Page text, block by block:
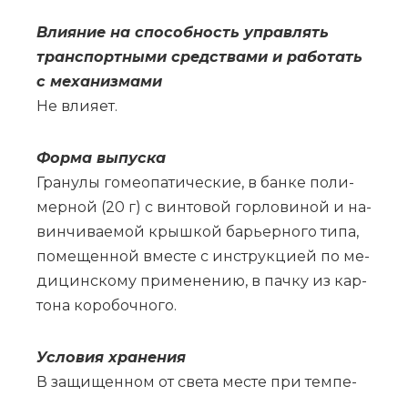
Вли­я­ние на спо­соб­ность управ­лять
транс­порт­ны­ми сред­ства­ми и ра­бо­тать
с ме­ха­низ­ма­ми
Не вли­я­ет.
Фор­ма вы­пус­ка
Гра­ну­лы го­мео­па­ти­че­ские, в бан­ке по­ли­
мер­ной (20 г) с вин­то­вой гор­ло­ви­ной и на­
вин­чи­ва­е­мой крыш­кой ба­рьер­но­го ти­па,
по­ме­щен­ной вме­сте с ин­струк­ци­ей по ме­
ди­цин­ско­му при­ме­не­нию, в пач­ку из кар­
то­на ко­ро­боч­но­го.
Усло­вия хра­не­ния
В за­щи­щен­ном от све­та ме­сте при тем­пе­